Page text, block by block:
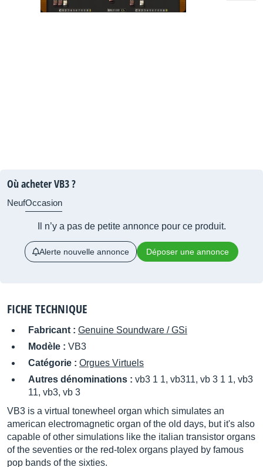
Où acheter VB3 ?
NeufOccasion
Il n’y a pas de petite annonce pour ce produit.
Alerte nouvelle annonce Déposer une annonce
FICHE TECHNIQUE
Fabricant : Genuine Soundware / GSi
Modèle : VB3
Catégorie : Orgues Virtuels
Autres dénominations : vb3 1 1, vb311, vb 3 1 1, vb3
11, vb3, vb 3
VB3 is a virtual tonewheel organ which simulates an
american electromagnetic organ of the old days, but it's also
capable of other simulations like the italian transistor organs
of the seventies or the red-tolex organs played by famous
pop bands of the sixties.